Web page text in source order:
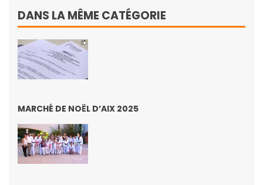
DANS LA MÊME CATÉGORIE
MARCHÉ DE NOËL D’AIX 2025